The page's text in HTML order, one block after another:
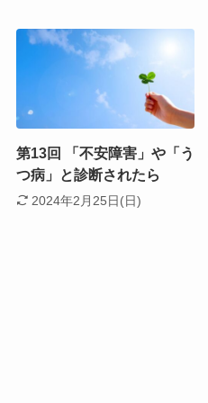
第13回 「不安障害」や「う
つ病」と診断されたら
2024年2月25日(日)